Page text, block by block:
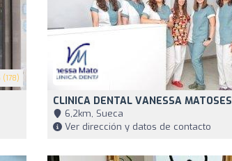
(178)
CLINICA DENTAL VANESSA MATOSES
6,2km, Sueca
Ver dirección y datos de contacto